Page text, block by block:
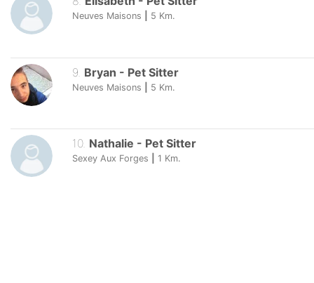
Neuves Maisons 5 Km.
9 Bryan - Pet Sitter
Neuves Maisons 5 Km.
10. Nathalie - Pet Sitter
Sexey Aux Forges 1 Km.